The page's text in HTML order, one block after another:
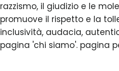
razzismo, il giudizio e le
promuove il rispetto e la
inclusività, audacia,
pagina 'chi siamo'. pagina